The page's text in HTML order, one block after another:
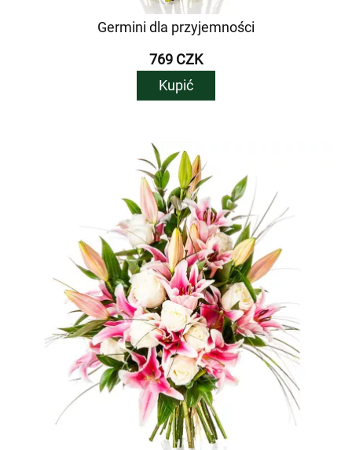
Germini dla przyjemności
769 CZK
Kupić